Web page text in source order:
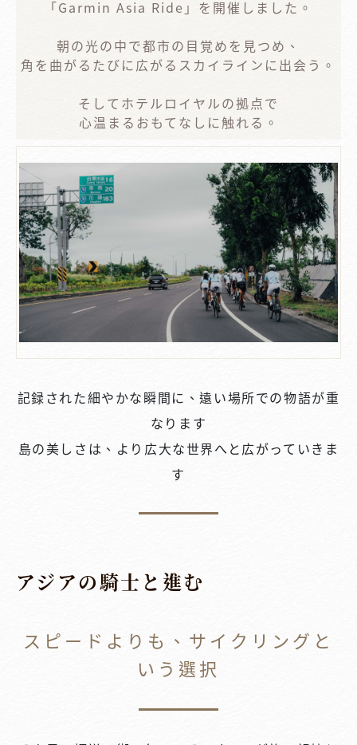
「Garmin Asia Ride」を開催しました。
朝の光の中で都市の目覚めを見つめ、
角を曲がるたびに広がるスカイラインに出会う。
そしてホテルロイヤルの拠点で
心温まるおもてなしに触れる。
記録された細やかな瞬間に、遠い場所での物語が重
なります
島の美しさは、より広大な世界へと広がっていきま
す
アジアの騎士と進む
スピードよりも、サイクリングと
いう選択